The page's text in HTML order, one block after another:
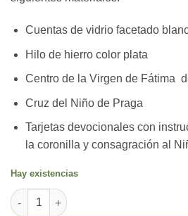
Cuentas de vidrio facetado
Hilo de hierro color plata
Centro de la Virgen de Fátima
Cruz del Niño de Praga
Tarjetas devocionales con
la coronilla y consagración al
Hay existencias
Coronilla del Niño Jesús de Praga